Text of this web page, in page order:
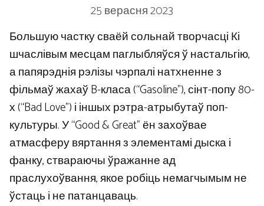
25 верасня 2023
Большую частку сваёй сольнай творчасці Кі
шчаслівым месцам паглыбляўся ў настальгію,
а папярэднія рэлізы чэрпалі натхненне з
фільмаў жахаў B-класа (“Gasoline”), сінт-попу 80-
х (“Bad Love”) і іншых рэтра-атрыбутаў поп-
культуры. У “Good & Great” ён захоўвае
атмасферу вяртання з элементамі дыска і
фанку, ствараючы ўражанне ад
праслухоўвання, якое робіць немагчымым не
ўстаць і не патанцаваць.